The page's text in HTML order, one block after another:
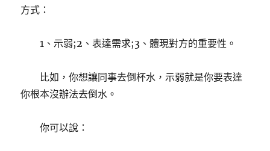
方式：
1、示弱;2、表達需求;3、體現對方的重要性。
比如，你想讓同事去倒杯水，示弱就是你要表達
你根本沒辦法去倒水。
你可以說：